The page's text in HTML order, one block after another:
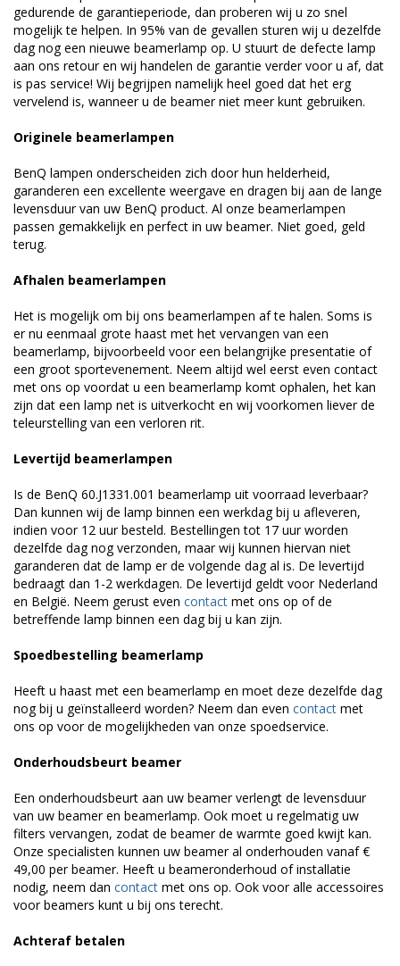
gedurende de garantieperiode, dan proberen wij u zo snel
mogelijk te helpen. In 95% van de gevallen sturen wij u dezelfde
dag nog een nieuwe beamerlamp op. U stuurt de defecte lamp
aan ons retour en wij handelen de garantie verder voor u af, dat
is pas service! Wij begrijpen namelijk heel goed dat het erg
vervelend is, wanneer u de beamer niet meer kunt gebruiken.
Originele beamerlampen
BenQ lampen onderscheiden zich door hun helderheid,
garanderen een excellente weergave en dragen bij aan de lange
levensduur van uw BenQ product. Al onze beamerlampen
passen gemakkelijk en perfect in uw beamer. Niet goed, geld
terug.
Afhalen beamerlampen
Het is mogelijk om bij ons beamerlampen af te halen. Soms is
er nu eenmaal grote haast met het vervangen van een
beamerlamp, bijvoorbeeld voor een belangrijke presentatie of
een groot sportevenement. Neem altijd wel eerst even contact
met ons op voordat u een beamerlamp komt ophalen, het kan
zijn dat een lamp net is uitverkocht en wij voorkomen liever de
teleurstelling van een verloren rit.
Levertijd beamerlampen
Is de BenQ 60.J1331.001 beamerlamp uit voorraad leverbaar?
Dan kunnen wij de lamp binnen een werkdag bij u afleveren,
indien voor 12 uur besteld. Bestellingen tot 17 uur worden
dezelfde dag nog verzonden, maar wij kunnen hiervan niet
garanderen dat de lamp er de volgende dag al is. De levertijd
bedraagt dan 1-2 werkdagen. De levertijd geldt voor Nederland
en België. Neem gerust even contact met ons op of de
betreffende lamp binnen een dag bij u kan zijn.
Spoedbestelling beamerlamp
Heeft u haast met een beamerlamp en moet deze dezelfde dag
nog bij u geïnstalleerd worden? Neem dan even contact met
ons op voor de mogelijkheden van onze spoedservice.
Onderhoudsbeurt beamer
Een onderhoudsbeurt aan uw beamer verlengt de levensduur
van uw beamer en beamerlamp. Ook moet u regelmatig uw
filters vervangen, zodat de beamer de warmte goed kwijt kan.
Onze specialisten kunnen uw beamer al onderhouden vanaf €
49,00 per beamer. Heeft u beameronderhoud of installatie
nodig, neem dan contact met ons op. Ook voor alle accessoires
voor beamers kunt u bij ons terecht.
Achteraf betalen